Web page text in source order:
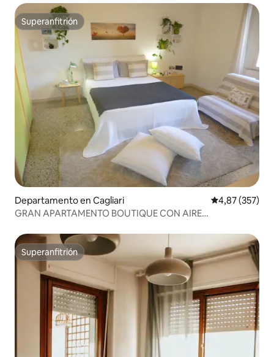
Superanfitrión
Superanfitrión
Departamento en Cagliari Calificación
4,87 (357)
GRAN APARTAMENTO BOUTIQUE CON AIRE
GRATUITO
Superanfitrión
Superanfitrión